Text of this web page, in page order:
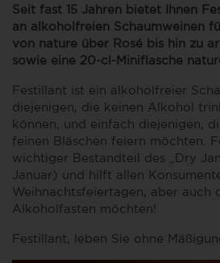
Seit fast 15 Jahren bietet Ihnen
an alkoholfreien Schaumweinen
von nature über Rosé bis hin zu
sowie eine 20-cl-Miniflasche
Festillant ist ein alkoholfreier
diejenigen, die keinen Alkohol
können, und einfach diejenigen,
feinen Bläschen feiern möchten.
wichtiger Bestandteil des „Dry
Januar) und hilft allen
Weihnachtsfeiertagen, aber auch
Alkoholfasten möchten!
Festillant, leben Sie ohne